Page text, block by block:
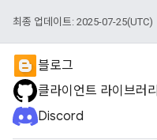
최종 업데이트: 2025-07-25(UTC)
블로그
클라이언트 라이브러리
Discord